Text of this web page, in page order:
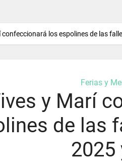
confeccionará los espolines de las
Ferias y
y Marí
de las
2025